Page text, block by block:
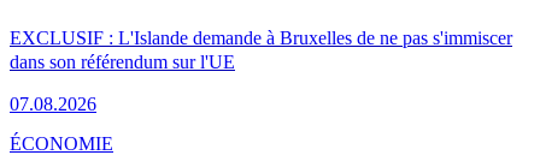
EXCLUSIF : L'Islande demande à Bruxelles de ne pas s'immiscer
dans son référendum sur l'UE
07.08.2026
ÉCONOMIE